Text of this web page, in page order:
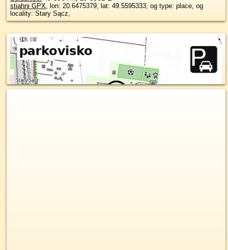
stiahni GPX, lon: 20.6475379, lat: 49.5595333, og type: place, og
locality: Stary Sącz,